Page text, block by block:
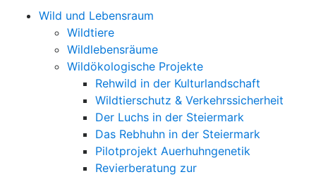
Wild und Lebensraum
Wildtiere
Wildlebensräume
Wildökologische Projekte
Rehwild in der Kulturlandschaft
Wildtierschutz & Verkehrssicherheit
Der Luchs in der Steiermark
Das Rebhuhn in der Steiermark
Pilotprojekt Auerhuhngenetik
Revierberatung zur